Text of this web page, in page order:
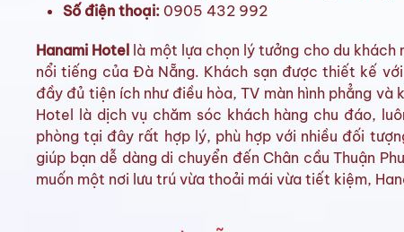
Số điện thoại: 0905 432 992
Hanami Hotel
là một lựa chọn lý tưởng cho du
nổi tiếng của Đà Nẵng. Khách sạn được thiết kế
đầy đủ tiện ích như điều hòa, TV màn hình phẳng
Hotel là dịch vụ chăm sóc khách hàng chu đáo,
phòng tại đây rất hợp lý, phù hợp với nhiều đối
giúp bạn dễ dàng di chuyển đến Chân cầu Thuận
muốn một nơi lưu trú vừa thoải mái vừa tiết kiệm,